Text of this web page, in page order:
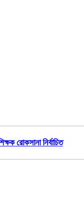
রোকসানা নির্বাচিত